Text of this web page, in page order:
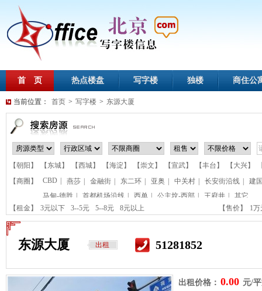
首 页 热点楼盘 写字楼 独楼 商住公
当前位置： 首页 > 写字楼 > 东源大厦
【朝阳】 【东城】 【西城】 【海淀】 【崇文】 【宣武】 【丰台】 【大兴】
【商圈】
CBD 燕莎 金融街 东二环 亚奥 中关村 长安街沿线
建
马甸-德胜 | 首都机场沿线 | 西单 | 公主坟-西部 | 王府井 |
其它
【租金】
3元以下 3--5元 5--8元 8元以上 【售价】 1
东源大厦 出租 51281852
出租价格： 0.00 元/